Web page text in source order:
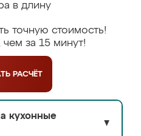
в длину
точную стоимость!
за 15 минут!
РАСЧЁТ
кухонные
▼